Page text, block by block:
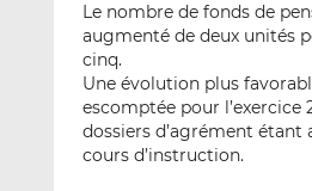
Le nombre de fonds de
augmenté de deux unités
cinq.
Une évolution plus
escomptée pour l’exercice
dossiers d’agrément étant
cours d’instruction.